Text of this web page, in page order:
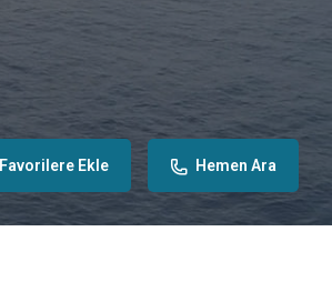
Favorilere Ekle Hemen Ara